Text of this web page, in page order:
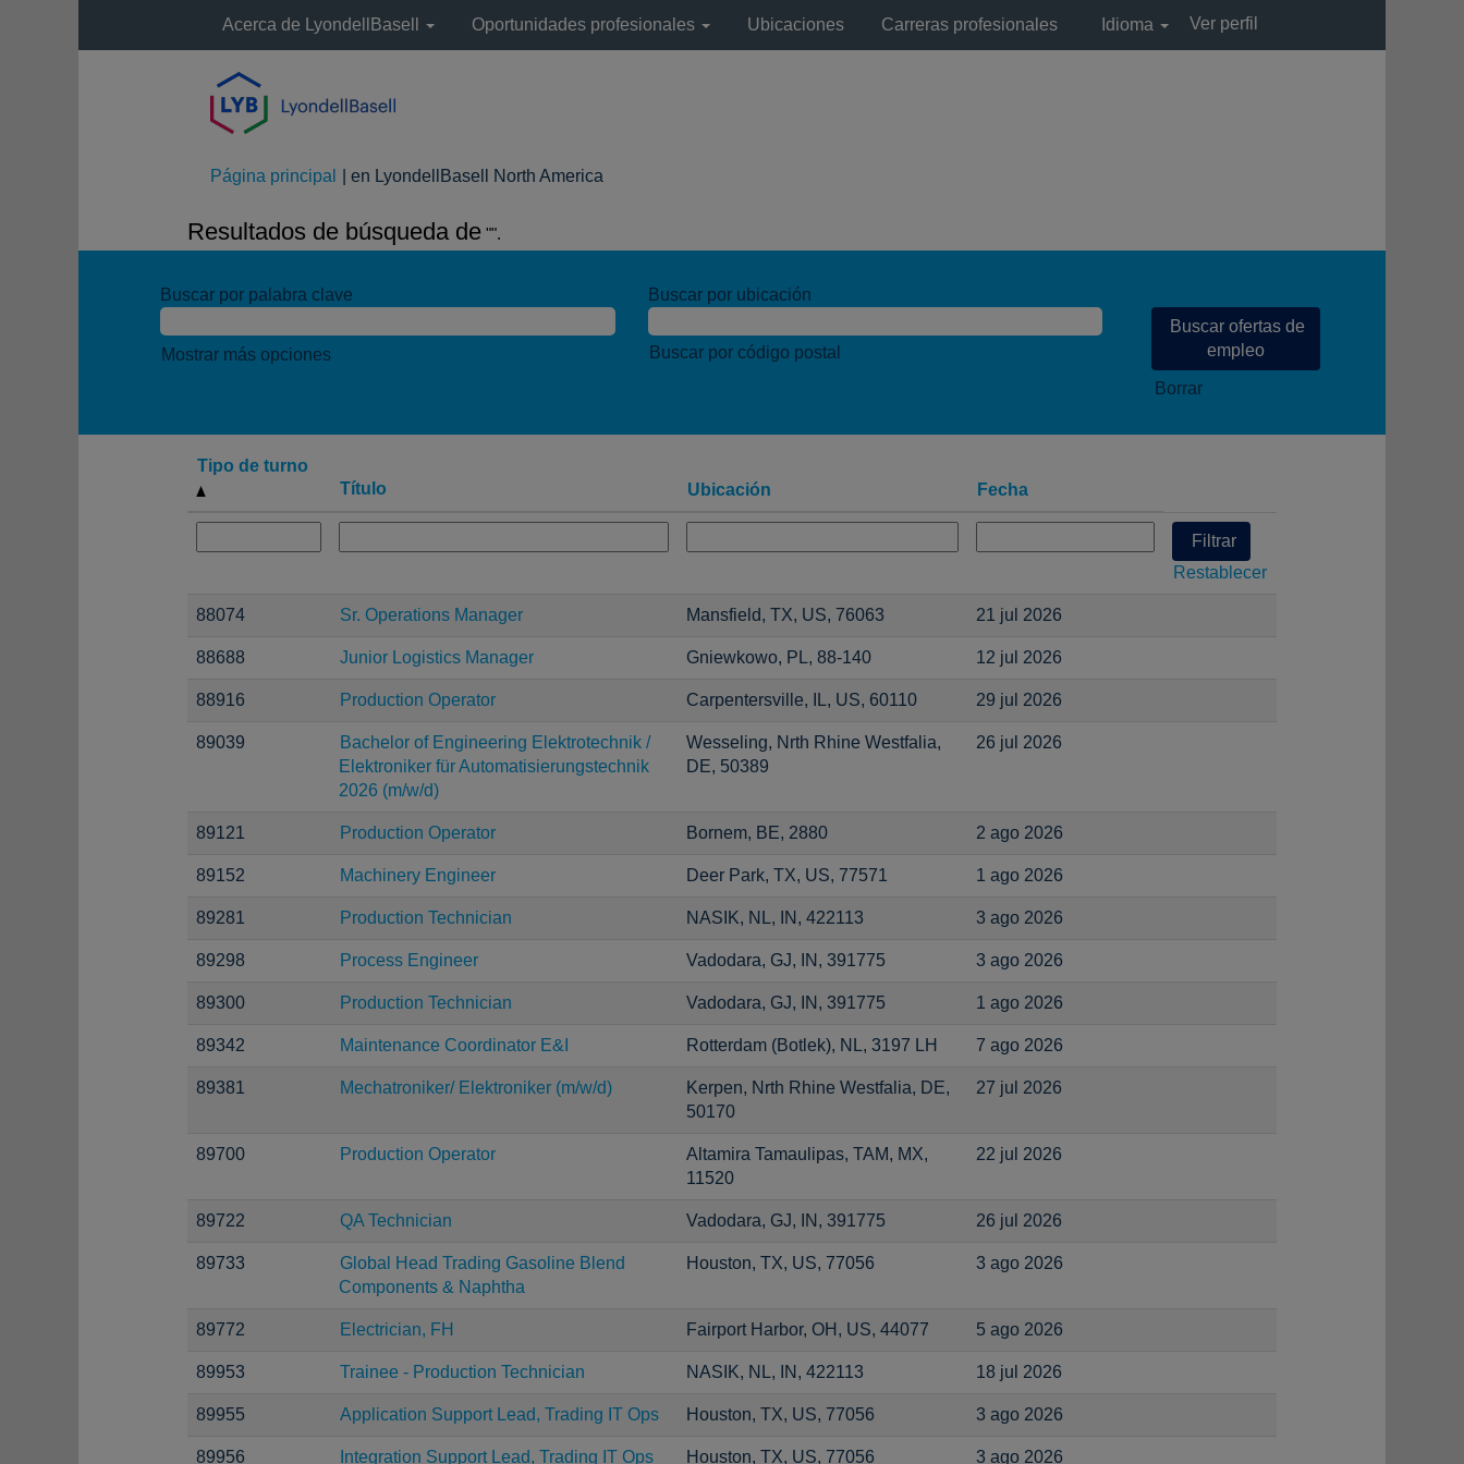
Acerca de LyondellBasell Oportunidades profesionales Ubicaciones Carreras profesionales Idioma Ver perfil
Página principal en LyondellBasell North America
Resultados de búsqueda de "".
Buscar por palabra clave Buscar por ubicación
Buscar por código postal
Mostrar más opciones
Borrar
Tipo de turno
Título
Ubicación Fecha
Restablecer
88074 Sr. Operations Manager Mansfield, TX, US, 76063 21 jul 2026
88688 Junior Logistics Manager Gniewkowo, PL, 88-140 12 jul 2026
88916 Production Operator Carpentersville, IL, US, 60110 29 jul 2026
89039
Bachelor of Engineering Elektrotechnik /
Elektroniker für Automatisierungstechnik
2026 (m/w/d)
Wesseling, Nrth Rhine Westfalia,
DE, 50389
26 jul 2026
89121 Production Operator Bornem, BE, 2880 2 ago 2026
89152 Machinery Engineer Deer Park, TX, US, 77571 1 ago 2026
89281 Production Technician NASIK, NL, IN, 422113 3 ago 2026
89298 Process Engineer Vadodara, GJ, IN, 391775 3 ago 2026
89300 Production Technician Vadodara, GJ, IN, 391775 1 ago 2026
89342 Maintenance Coordinator E&I Rotterdam (Botlek), NL, 3197 LH 7 ago 2026
89381 Mechatroniker/ Elektroniker (m/w/d)
Kerpen, Nrth Rhine Westfalia, DE,
50170
27 jul 2026
89700 Production Operator
Altamira Tamaulipas, TAM, MX,
11520
22 jul 2026
89722 QA Technician Vadodara, GJ, IN, 391775 26 jul 2026
89733
Global Head Trading Gasoline Blend
Components & Naphtha
Houston, TX, US, 77056 3 ago 2026
89772 Electrician, FH Fairport Harbor, OH, US, 44077 5 ago 2026
89953 Trainee - Production Technician NASIK, NL, IN, 422113 18 jul 2026
89955 Application Support Lead, Trading IT Ops Houston, TX, US, 77056 3 ago 2026
89956 Integration Support Lead, Trading IT Ops Houston, TX, US, 77056 3 ago 2026